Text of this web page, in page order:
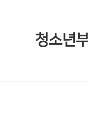
청소년